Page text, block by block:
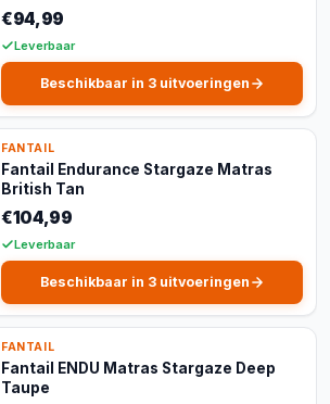
€94,99
Leverbaar
Beschikbaar in 3 uitvoeringen
FANTAIL
Fantail Endurance Stargaze Matras
British Tan
€104,99
Leverbaar
Beschikbaar in 3 uitvoeringen
FANTAIL
Fantail ENDU Matras Stargaze Deep
Taupe